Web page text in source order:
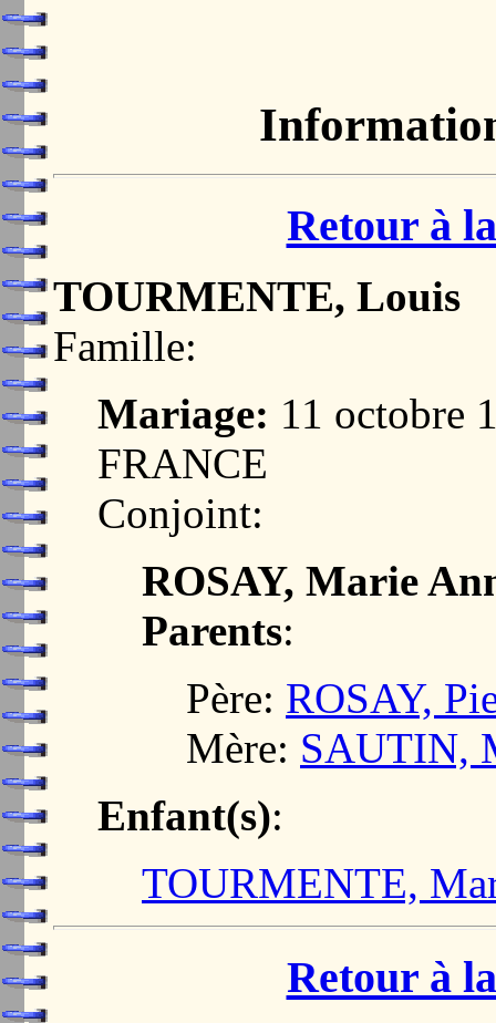
Retour à
TOURMENTE, Louis
Famille:
Mariage: 11 octobre
FRANCE
Conjoint:
ROSAY, Marie
Parents:
Père: ROSAY,
Mère: SAUTIN,
Enfant(s):
TOURMENTE,
Retour à